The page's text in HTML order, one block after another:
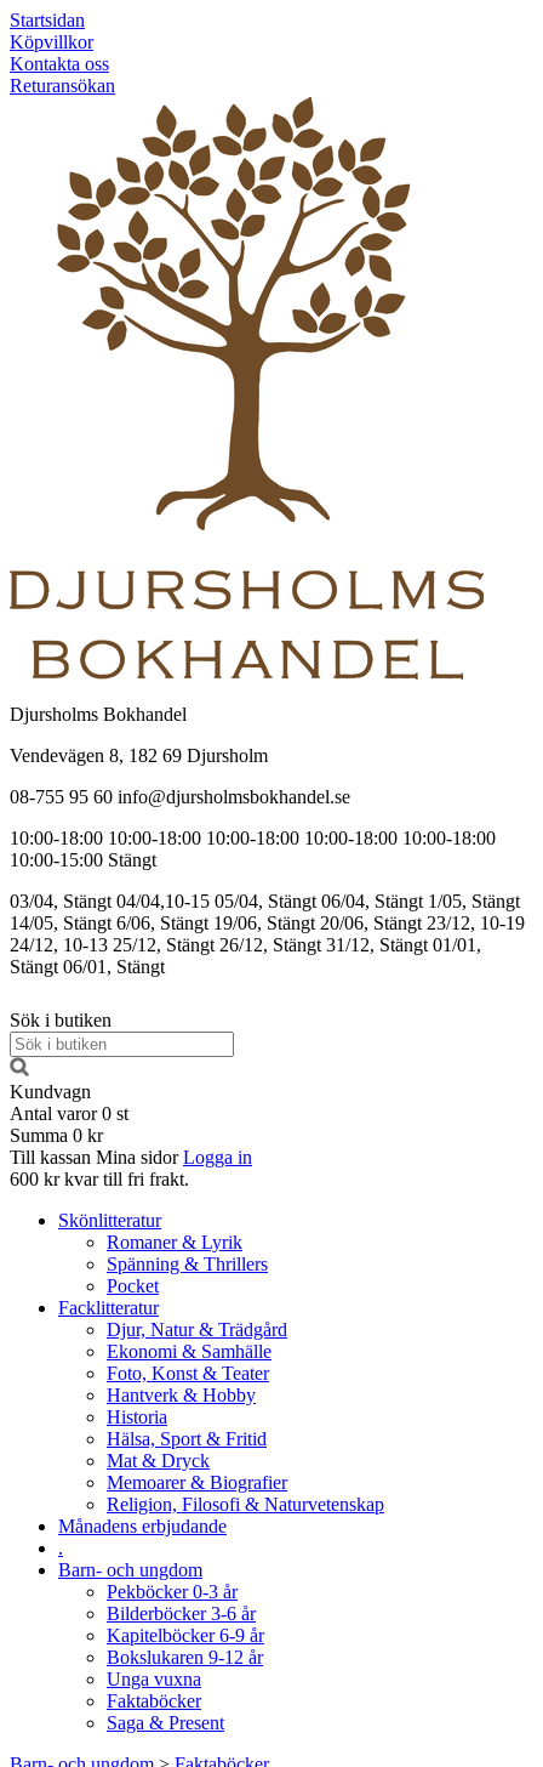
Startsidan
Köpvillkor
Kontakta oss
Returansökan
Djursholms Bokhandel
Vendevägen 8, 182 69 Djursholm
08-755 95 60 info@djursholmsbokhandel.se
10:00-18:00 10:00-18:00 10:00-18:00 10:00-18:00 10:00-18:00
10:00-15:00 Stängt
03/04, Stängt 04/04,10-15 05/04, Stängt 06/04, Stängt 1/05, Stängt
14/05, Stängt 6/06, Stängt 19/06, Stängt 20/06, Stängt 23/12, 10-19
24/12, 10-13 25/12, Stängt 26/12, Stängt 31/12, Stängt 01/01,
Stängt 06/01, Stängt
Sök i butiken
Kundvagn
Antal varor 0 st
Summa 0 kr
Till kassan Mina sidor Logga in
600 kr kvar till fri frakt.
Skönlitteratur
Romaner & Lyrik
Spänning & Thrillers
Pocket
Facklitteratur
Djur, Natur & Trädgård
Ekonomi & Samhälle
Foto, Konst & Teater
Hantverk & Hobby
Historia
Hälsa, Sport & Fritid
Mat & Dryck
Memoarer & Biografier
Religion, Filosofi & Naturvetenskap
Månadens erbjudande
.
Barn- och ungdom
Pekböcker 0-3 år
Bilderböcker 3-6 år
Kapitelböcker 6-9 år
Bokslukaren 9-12 år
Unga vuxna
Faktaböcker
Saga & Present